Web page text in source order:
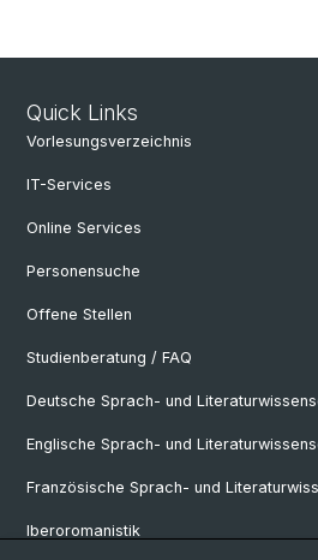
Quick Links
Vorlesungsverzeichnis
IT-Services
Online Services
Personensuche
Offene Stellen
Studienberatung / FAQ
Deutsche Sprach- und
Englische Sprach- und
Französische Sprach- und
Iberoromanistik